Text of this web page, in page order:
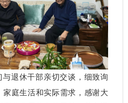
与退休干部亲切交谈，细致询
家庭生活和实际需求，感谢大